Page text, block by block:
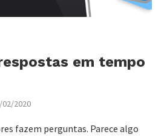
em tempo
02/2020
fazem perguntas. Parece algo